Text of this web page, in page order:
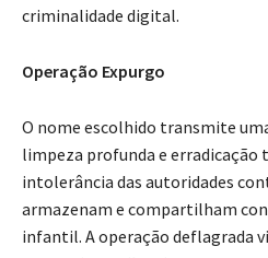
criminalidade digital.
Operação Expurgo
O nome escolhido transmite
limpeza profunda e
intolerância das autoridades
armazenam e compartilham
infantil. A operação deflagrada